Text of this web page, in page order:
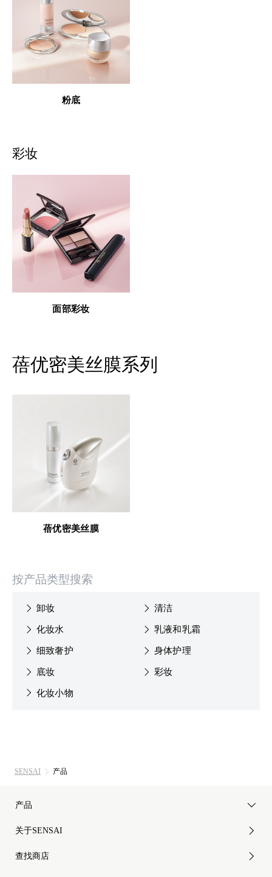
粉底
彩妆
面部彩妆
蓓优密美丝膜系列
蓓优密美丝膜
按产品类型搜索
卸妆 清洁
化妆水 乳液和乳霜
细致奢护 身体护理
底妆 彩妆
化妆小物
SENSAI 产品
产品
关于SENSAI
查找商店